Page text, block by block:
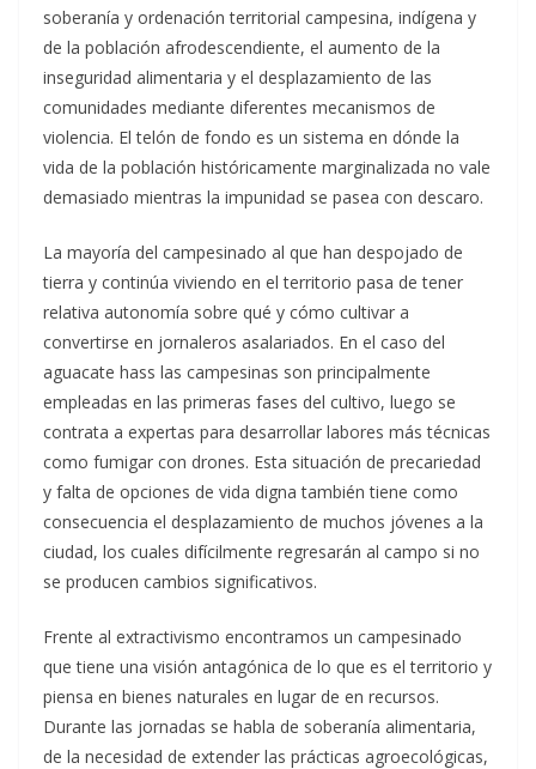
soberanía y ordenación territorial campesina, indígena y
de la población afrodescendiente, el aumento de la
inseguridad alimentaria y el desplazamiento de las
comunidades mediante diferentes mecanismos de
violencia. El telón de fondo es un sistema en dónde la
vida de la población históricamente marginalizada no vale
demasiado mientras la impunidad se pasea con descaro.
La mayoría del campesinado al que han despojado de
tierra y continúa viviendo en el territorio pasa de tener
relativa autonomía sobre qué y cómo cultivar a
convertirse en jornaleros asalariados. En el caso del
aguacate hass las campesinas son principalmente
empleadas en las primeras fases del cultivo, luego se
contrata a expertas para desarrollar labores más técnicas
como fumigar con drones. Esta situación de precariedad
y falta de opciones de vida digna también tiene como
consecuencia el desplazamiento de muchos jóvenes a la
ciudad, los cuales difícilmente regresarán al campo si no
se producen cambios significativos.
Frente al extractivismo encontramos un campesinado
que tiene una visión antagónica de lo que es el territorio y
piensa en bienes naturales en lugar de en recursos.
Durante las jornadas se habla de soberanía alimentaria,
de la necesidad de extender las prácticas agroecológicas,